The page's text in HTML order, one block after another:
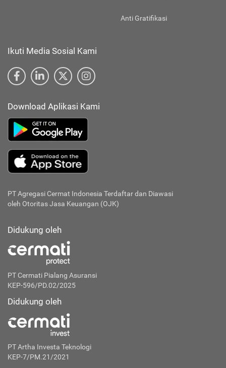
Anti Gratifikasi
Ikuti Media Sosial Kami
Download Aplikasi Kami
PT Agregasi Cermat Indonesia Terdaftar dan Diawasi
oleh Otoritas Jasa Keuangan (OJK)
Didukung oleh
PT Cermati Pialang Asuransi
KEP-596/PD.02/2025
Didukung oleh
PT Artha Investa Teknologi
KEP-7/PM.21/2021